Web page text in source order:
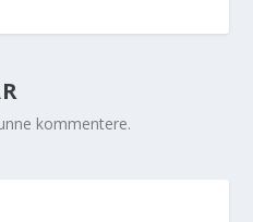
kommentere.